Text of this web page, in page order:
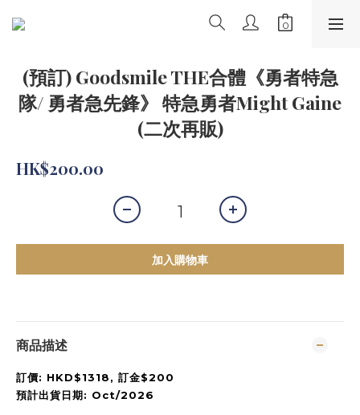
(預訂) Goodsmile THE合體《勇者特急
隊/ 勇者急先鋒》 特急勇者Might Gaine
(二次再販)
HK$200.00
加入購物車
商品描述
訂價: HKD$1318, 訂金$200
預計出貨日期: Oct/2026